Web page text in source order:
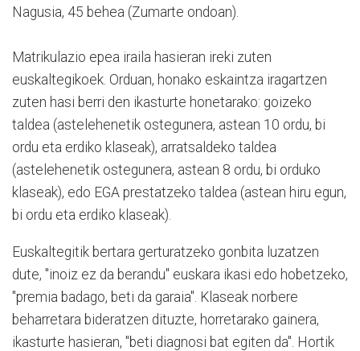
Nagusia, 45 behea (Zumarte ondoan).
Matrikulazio epea iraila hasieran ireki zuten
euskaltegikoek. Orduan, honako eskaintza iragartzen
zuten hasi berri den ikasturte honetarako: goizeko
taldea (astelehenetik ostegunera, astean 10 ordu, bi
ordu eta erdiko klaseak), arratsaldeko taldea
(astelehenetik ostegunera, astean 8 ordu, bi orduko
klaseak), edo EGA prestatzeko taldea (astean hiru egun,
bi ordu eta erdiko klaseak).
Euskaltegitik bertara gerturatzeko gonbita luzatzen
dute, "inoiz ez da berandu" euskara ikasi edo hobetzeko,
"premia badago, beti da garaia". Klaseak norbere
beharretara bideratzen dituzte, horretarako gainera,
ikasturte hasieran, "beti diagnosi bat egiten da". Hortik